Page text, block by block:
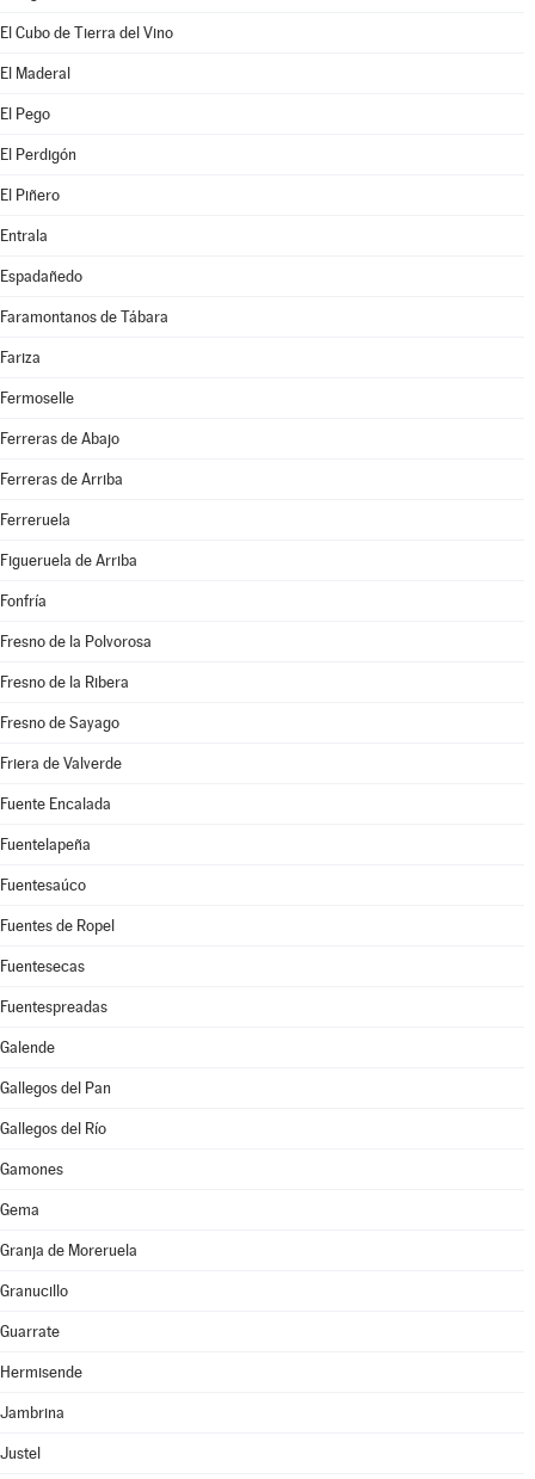
El Cubo de Tierra del Vino
El Maderal
El Pego
El Perdigón
El Piñero
Entrala
Espadañedo
Faramontanos de Tábara
Fariza
Fermoselle
Ferreras de Abajo
Ferreras de Arriba
Ferreruela
Figueruela de Arriba
Fonfría
Fresno de la Polvorosa
Fresno de la Ribera
Fresno de Sayago
Friera de Valverde
Fuente Encalada
Fuentelapeña
Fuentesaúco
Fuentes de Ropel
Fuentesecas
Fuentespreadas
Galende
Gallegos del Pan
Gallegos del Río
Gamones
Gema
Granja de Moreruela
Granucillo
Guarrate
Hermisende
Jambrina
Justel